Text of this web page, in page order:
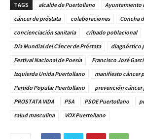
TAGS alcalde de Puertollano
Ayuntamiento
cáncer de próstata
colaboraciones
Concha
concienciación sanitaria
cribado poblacional
Día Mundial del Cáncer de Próstata
diagnóstico
Festival Nacional de Poesía
Francisco José
Izquierda Unida Puertollano
manifiesto cáncer
Partido Popular Puertollano
prevención cáncer
PROSTATA VIDA
PSA PSOE Puertollano
salud masculina
VOX Puertollano